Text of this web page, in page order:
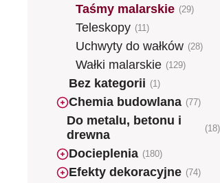
Taśmy malarskie (29)
Teleskopy (11)
Uchwyty do wałków (28)
Wałki malarskie (129)
Bez kategorii (1)
Chemia budowlana (77)
Do metalu, betonu i
drewna
(18)
Docieplenia (180)
Efekty dekoracyjne (74)